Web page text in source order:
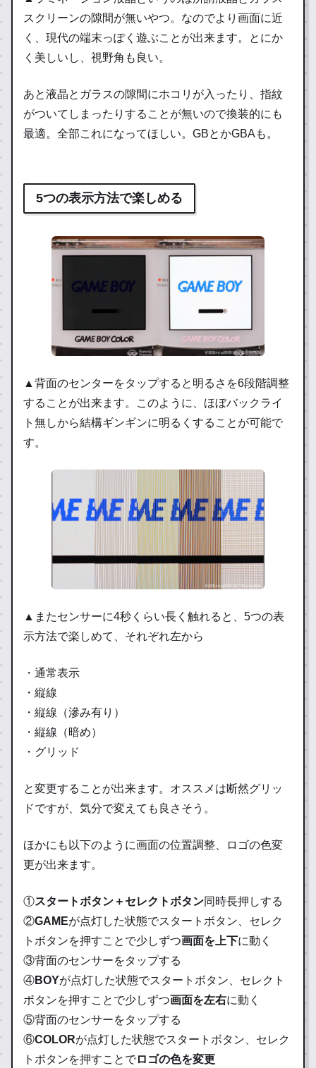
スクリーンの隙間が無いやつ。なのでより画面に近
く、現代の端末っぽく遊ぶことが出来ます。とにか
く美しいし、視野角も良い。
あと液晶とガラスの隙間にホコリが入ったり、指紋
がついてしまったりすることが無いので換装的にも
最適。全部これになってほしい。GBとかGBAも。
5つの表示方法で楽しめる
▲背面のセンターをタップすると明るさを6段階調整
することが出来ます。このように、ほぼバックライ
ト無しから結構ギンギンに明るくすることが可能で
す。
▲またセンサーに4秒くらい長く触れると、5つの表
示方法で楽しめて、それぞれ左から
・通常表示
・縦線
・縦線（滲み有り）
・縦線（暗め）
・グリッド
と変更することが出来ます。オススメは断然グリッ
ドですが、気分で変えても良さそう。
ほかにも以下のように画面の位置調整、ロゴの色変
更が出来ます。
①スタートボタン＋セレクトボタン同時長押しする
②GAMEが点灯した状態でスタートボタン、セレク
トボタンを押すことで少しずつ画面を上下に動く
③背面のセンサーをタップする
④BOYが点灯した状態でスタートボタン、セレクト
ボタンを押すことで少しずつ画面を左右に動く
⑤背面のセンサーをタップする
⑥COLORが点灯した状態でスタートボタン、セレク
トボタンを押すことでロゴの色を変更